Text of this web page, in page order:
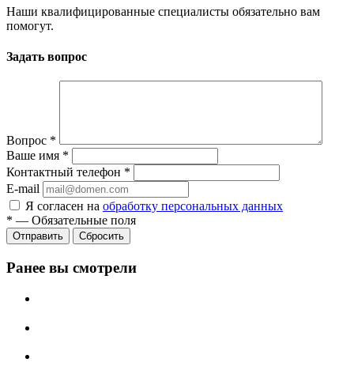
Наши квалифицированные специалисты обязательно вам
помогут.
Задать вопрос
Вопрос *
Ваше имя *
Контактный телефон *
E-mail
Я согласен на обработку персональных данных
* — Обязательные поля
Сбросить
Ранее вы смотрели